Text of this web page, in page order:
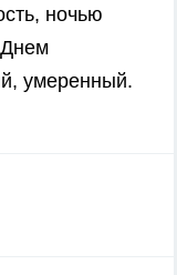
ночью
умеренный.